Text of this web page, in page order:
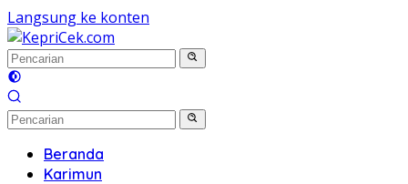
Langsung ke konten
Beranda
Karimun